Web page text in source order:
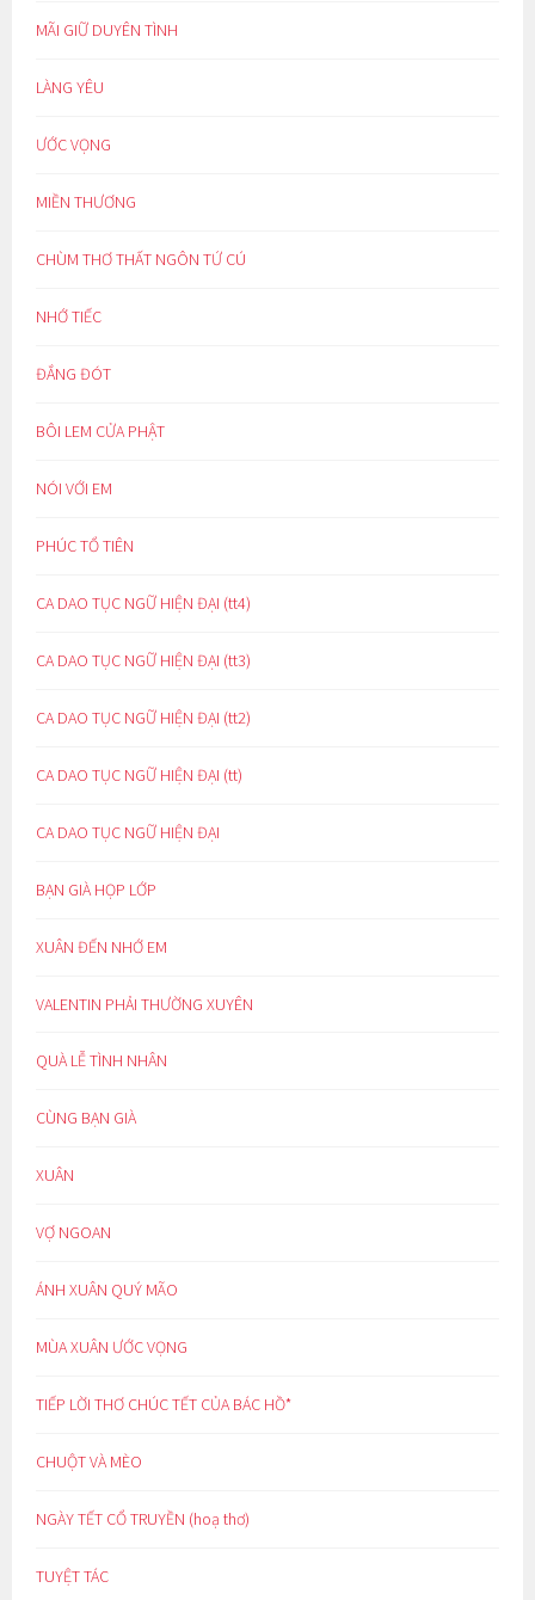
MÃI GIỮ DUYÊN TÌNH
LÀNG YÊU
ƯỚC VỌNG
MIỀN THƯƠNG
CHÙM THƠ THẤT NGÔN TỨ CÚ
NHỚ TIẾC
ĐẮNG ĐÓT
BÔI LEM CỬA PHẬT
NÓI VỚI EM
PHÚC TỔ TIÊN
CA DAO TỤC NGỮ HIỆN ĐẠI (tt4)
CA DAO TỤC NGỮ HIỆN ĐẠI (tt3)
CA DAO TỤC NGỮ HIỆN ĐẠI (tt2)
CA DAO TỤC NGỮ HIỆN ĐẠI (tt)
CA DAO TỤC NGỮ HIỆN ĐẠI
BẠN GIÀ HỌP LỚP
XUÂN ĐẾN NHỚ EM
VALENTIN PHẢI THƯỜNG XUYÊN
QUÀ LỄ TÌNH NHÂN
CÙNG BẠN GIÀ
XUÂN
VỢ NGOAN
ÁNH XUÂN QUÝ MÃO
MÙA XUÂN ƯỚC VỌNG
TIẾP LỜI THƠ CHÚC TẾT CỦA BÁC HỒ*
CHUỘT VÀ MÈO
NGÀY TẾT CỔ TRUYỀN (hoạ thơ)
TUYỆT TÁC